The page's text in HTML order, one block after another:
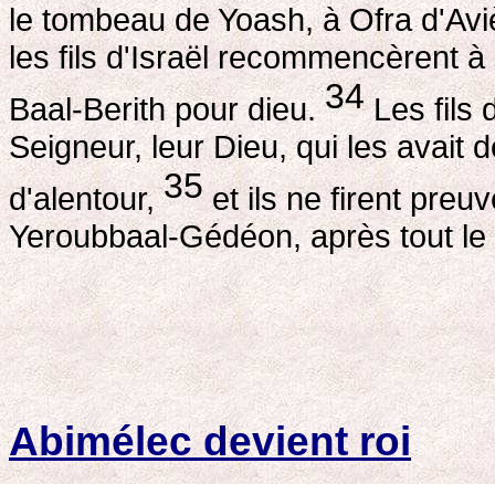
le tombeau de Yoash, à Ofra
les fils d'Israël recommencèrent
Baal-Berith pour dieu.34Les fils
Seigneur, leur Dieu, qui les avait
d'alentour,35et ils ne firent
Yeroubbaal-Gédéon, après tout
Abimélec devient roi